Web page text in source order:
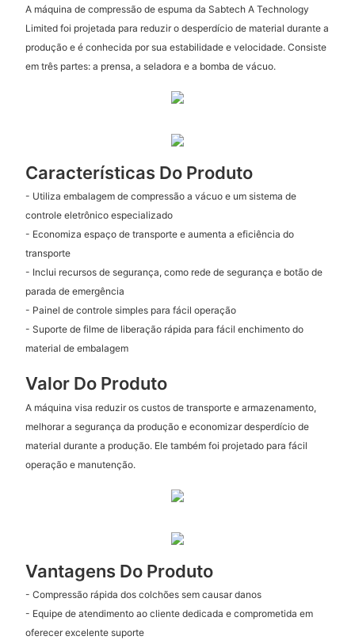
A máquina de compressão de espuma da Sabtech A Technology
Limited foi projetada para reduzir o desperdício de material durante a
produção e é conhecida por sua estabilidade e velocidade. Consiste
em três partes: a prensa, a seladora e a bomba de vácuo.
Características Do Produto
- Utiliza embalagem de compressão a vácuo e um sistema de
controle eletrônico especializado
- Economiza espaço de transporte e aumenta a eficiência do
transporte
- Inclui recursos de segurança, como rede de segurança e botão de
parada de emergência
- Painel de controle simples para fácil operação
- Suporte de filme de liberação rápida para fácil enchimento do
material de embalagem
Valor Do Produto
A máquina visa reduzir os custos de transporte e armazenamento,
melhorar a segurança da produção e economizar desperdício de
material durante a produção. Ele também foi projetado para fácil
operação e manutenção.
Vantagens Do Produto
- Compressão rápida dos colchões sem causar danos
- Equipe de atendimento ao cliente dedicada e comprometida em
oferecer excelente suporte